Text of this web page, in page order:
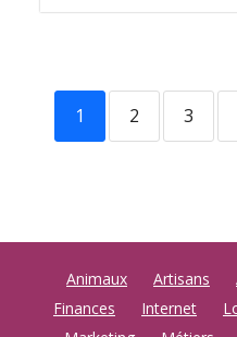
1 2 3
Animaux Artisans
Finances
Internet